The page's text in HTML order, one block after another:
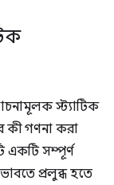
স্ট্যাটিক
কী গণনা করা
একটি সম্পূর্ণ
প্রলুব্ধ হতে